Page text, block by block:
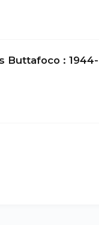
Buttafoco : 1944-